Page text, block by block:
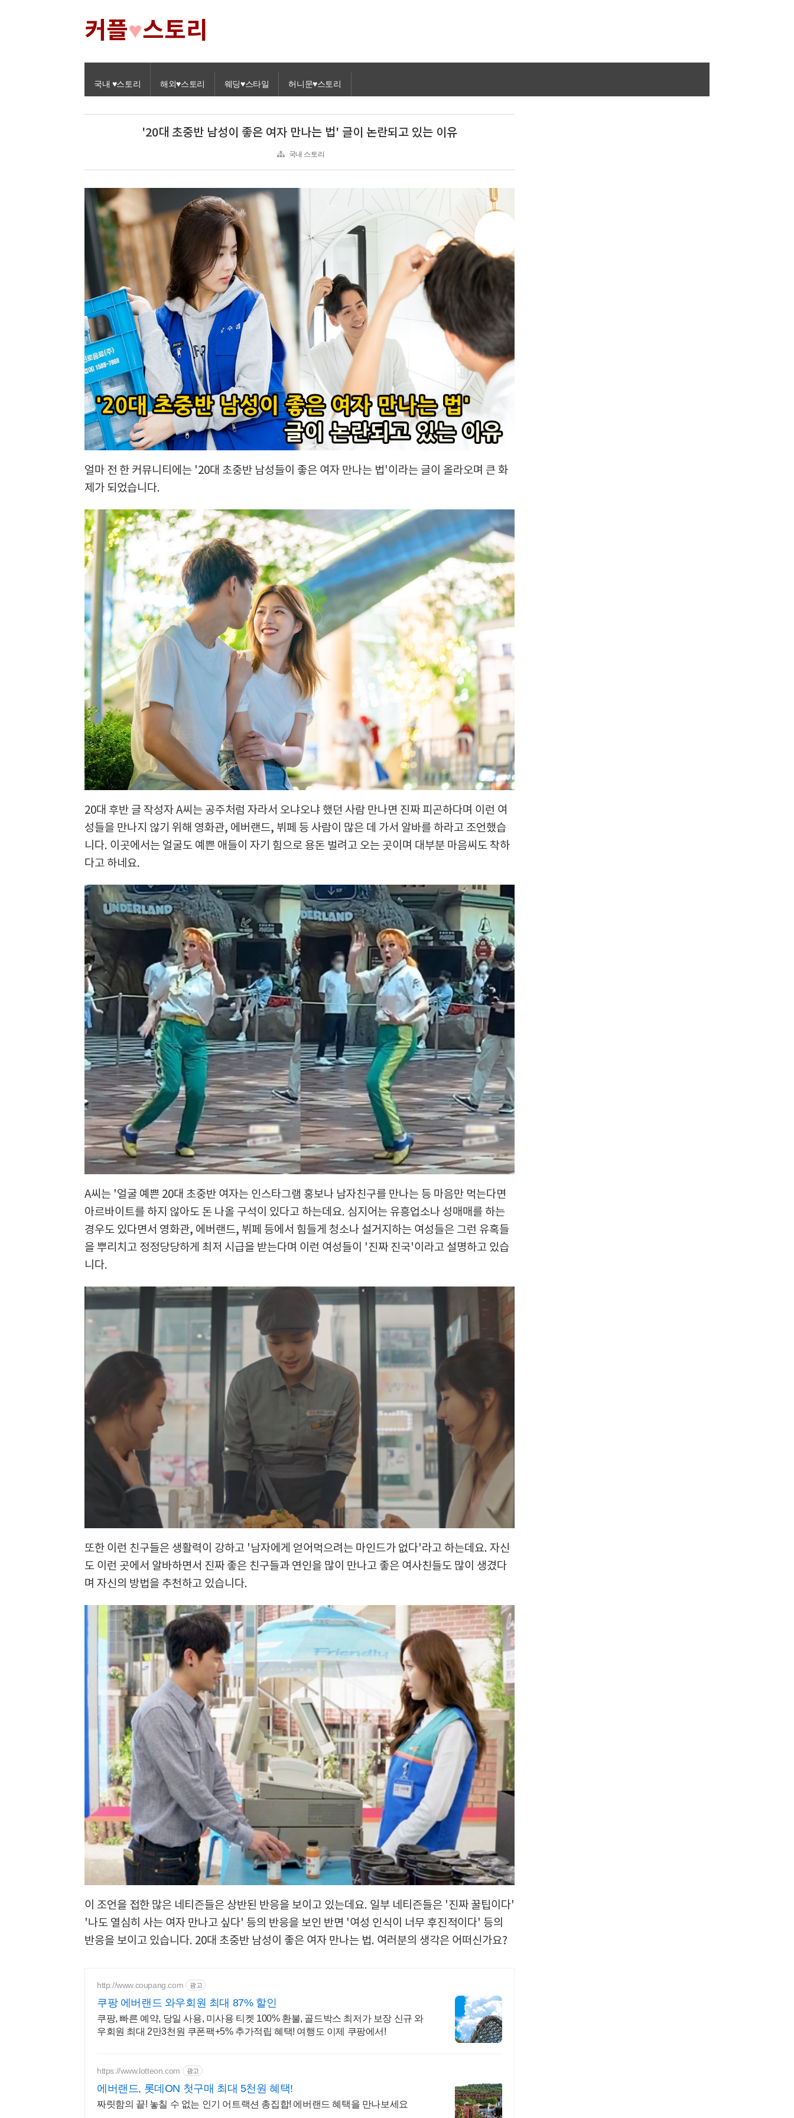
커플♥스토리
국내 ♥스토리 해외♥스토리 웨딩♥스타일 허니문♥스토리
'20대 초중반 남성이 좋은 여자 만나는 법' 글이 논란되고 있는 이유
국내 스토리
얼마 전 한 커뮤니티에는 '20대 초중반 남성들이 좋은 여자 만나는 법'이라는 글이 올라오며 큰 화
제가 되었습니다.
20대 후반 글 작성자 A씨는 공주처럼 자라서 오냐오냐 했던 사람 만나면 진짜 피곤하다며 이런 여
성들을 만나지 않기 위해 영화관, 에버랜드, 뷔페 등 사람이 많은 데 가서 알바를 하라고 조언했습
니다. 이곳에서는 얼굴도 예쁜 애들이 자기 힘으로 용돈 벌려고 오는 곳이며 대부분 마음씨도 착하
다고 하네요.
A씨는 '얼굴 예쁜 20대 초중반 여자는 인스타그램 홍보나 남자친구를 만나는 등 마음만 먹는다면
아르바이트를 하지 않아도 돈 나올 구석이 있다고 하는데요. 심지어는 유흥업소나 성매매를 하는
경우도 있다면서 영화관, 에버랜드, 뷔페 등에서 힘들게 청소나 설거지하는 여성들은 그런 유혹들
을 뿌리치고 정정당당하게 최저 시급을 받는다며 이런 여성들이 '진짜 진국'이라고 설명하고 있습
니다.
또한 이런 친구들은 생활력이 강하고 '남자에게 얻어먹으려는 마인드가 없다'라고 하는데요. 자신
도 이런 곳에서 알바하면서 진짜 좋은 친구들과 연인을 많이 만나고 좋은 여사친들도 많이 생겼다
며 자신의 방법을 추천하고 있습니다.
이 조언을 접한 많은 네티즌들은 상반된 반응을 보이고 있는데요. 일부 네티즌들은 '진짜 꿀팁이다'
'나도 열심히 사는 여자 만나고 싶다' 등의 반응을 보인 반면 '여성 인식이 너무 후진적이다' 등의
반응을 보이고 있습니다. 20대 초중반 남성이 좋은 여자 만나는 법. 여러분의 생각은 어떠신가요?
http://www.coupang.com 광고
쿠팡 에버랜드 와우회원 최대 87% 할인
쿠팡, 빠른 예약, 당일 사용, 미사용 티켓 100% 환불, 골드박스 최저가 보장 신규 와
우회원 최대 2만3천원 쿠폰팩+5% 추가적립 혜택! 여행도 이제 쿠팡에서!
https://www.lotteon.com 광고
에버랜드, 롯데ON 첫구매 최대 5천원 혜택!
짜릿함의 끝! 놓칠 수 없는 인기 어트랙션 총집합! 에버랜드 혜택을 만나보세요